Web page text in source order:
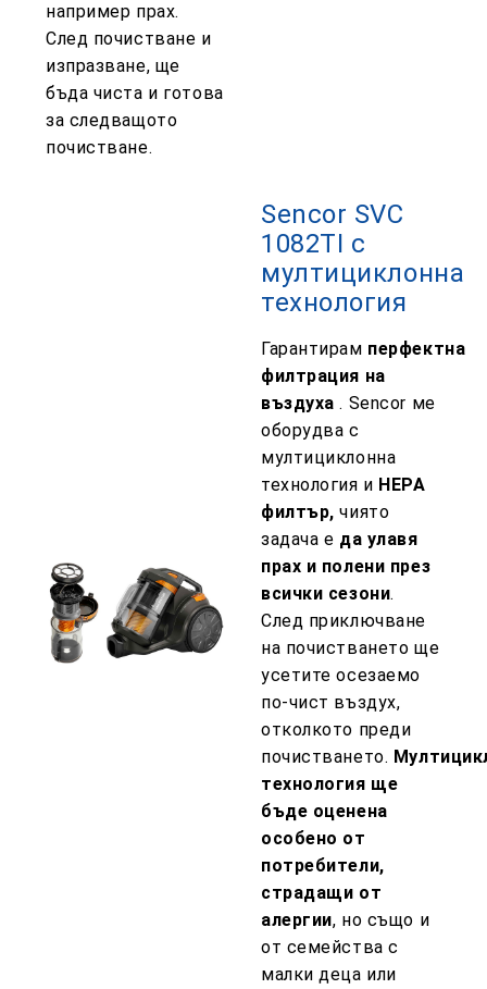
например прах.
След почистване и
изпразване, ще
бъда чиста и готова
за следващото
почистване.
Sencor SVC
1082TI с
мултициклонна
технология
Гарантирам перфектна
филтрация на
въздуха . Sencor ме
оборудва с
мултициклонна
технология и HEPA
филтър, чиято
задача е да улавя
прах и полени през
всички сезони.
След приключване
на почистването ще
усетите осезаемо
по-чист въздух,
отколкото преди
почистването.
технология ще
бъде оценена
особено от
потребители,
страдащи от
алергии, но също и
от семейства с
малки деца или